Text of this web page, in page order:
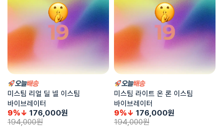
미스팀 리얼 딜 넬 이스팀
바이브레이터
9%↓ 176,000원
194,000원
미스팀 라이트 온 론 이스팀
바이브레이터
9%↓ 176,000원
194,000원